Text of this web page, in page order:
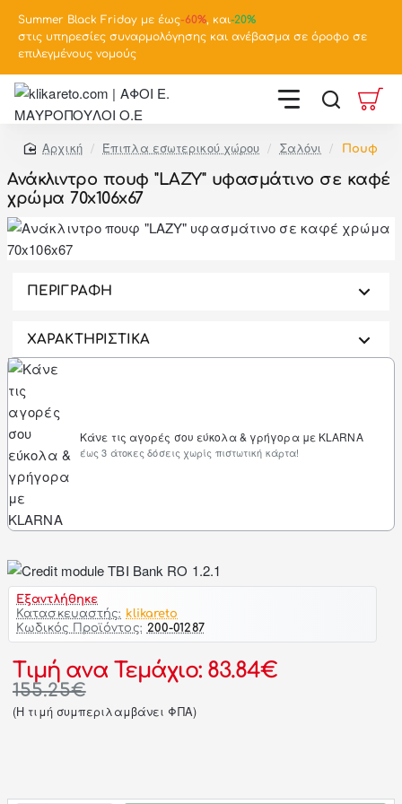
Summer Black Friday με έως-60%, και-20%
στις υπηρεσίες συναρμολόγησης και ανέβασμα σε όροφο σε
επιλεγμένους νομούς
home
Έπιπλα εσωτερικού χώρου Σαλόνι Πουφ
Ανάκλιντρο πουφ "LAZY" υφασμάτινο σε καφέ
χρώμα 70x106x67
ΠΕΡΙΓΡΑΦΗ
ΧΑΡΑΚΤΗΡΙΣΤΙΚΑ
Κάνε τις αγορές σου εύκολα & γρήγορα με KLARNA
έως 3 άτοκες δόσεις χωρίς πιστωτική κάρτα!
Εξαντλήθηκε
Κατασκευαστής: klikareto
Κωδικός Προϊόντος: 200-01287
Τιμή ανα Τεμάχιο: 83.84€
155.25€
(H τιμή συμπεριλαμβάνει ΦΠΑ)